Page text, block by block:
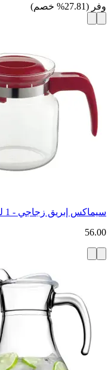
وفر (
27.81
% خصم)
سيماكس إبريق زجاجي - 1 لتر
56.00